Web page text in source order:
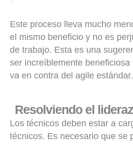
Este proceso lleva mucho
el mismo beneficio y no es
de trabajo. Esta es una
ser increíblemente
va en contra del agile estándar.
Resolviendo el
Los técnicos deben estar a
técnicos. Es necesario que se